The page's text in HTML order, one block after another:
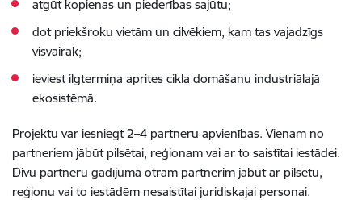
atgūt kopienas un piederības sajūtu;
dot priekšroku vietām un cilvēkiem, kam tas vajadzīgs
visvairāk;
ieviest ilgtermiņa aprites cikla domāšanu industriālajā
ekosistēmā.
Projektu var iesniegt 2–4 partneru apvienības. Vienam no
partneriem jābūt pilsētai, reģionam vai ar to saistītai iestādei.
Divu partneru gadījumā otram partnerim jābūt ar pilsētu,
reģionu vai to iestādēm nesaistītai juridiskajai personai.